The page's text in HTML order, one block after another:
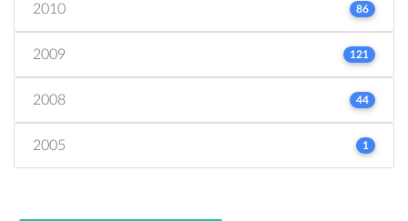
2010 86
2009 121
2008 44
2005 1